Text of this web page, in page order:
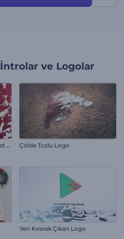
İntrolar ve Logolar
D
üşen Gül Yaprakları Foto Gösterimi Çölde Tozlu Logo
Yeri Kırarak Çıkan Logo